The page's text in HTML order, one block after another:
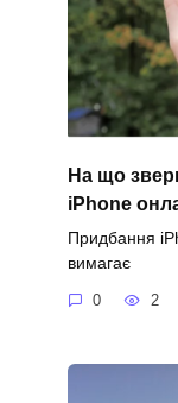
На що
iPhone
Придбання
вимагає
0 2